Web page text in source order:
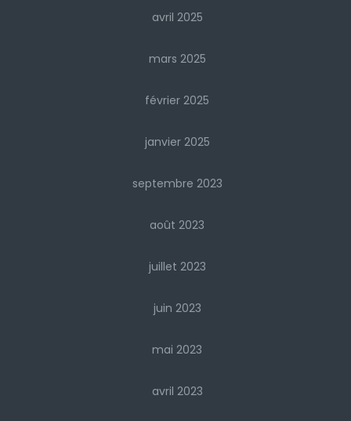
avril 2025
mars 2025
février 2025
janvier 2025
septembre 2023
août 2023
juillet 2023
juin 2023
mai 2023
avril 2023